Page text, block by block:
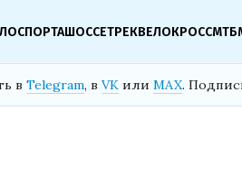
ШОССЕТРЕКВЕЛОКРОССМТБ
в Telegram, в VK или MAX.